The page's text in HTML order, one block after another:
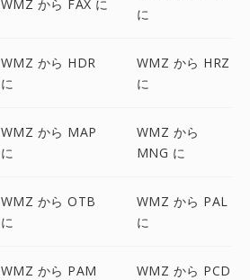
WMZ から FAX に
に
WMZ から HDR
に
WMZ から HRZ
に
WMZ から MAP
に
WMZ から
MNG に
WMZ から OTB
に
WMZ から PAL
に
WMZ から PAM
WMZ から PCD